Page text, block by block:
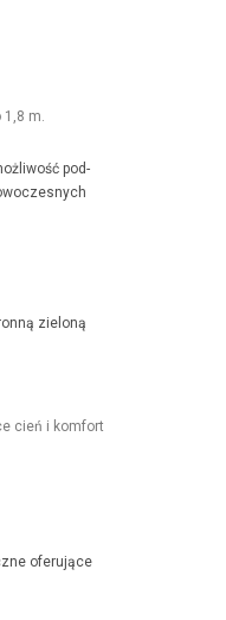
m.
pod­
zieloną
cień i kom­fort
ofer­u­jące